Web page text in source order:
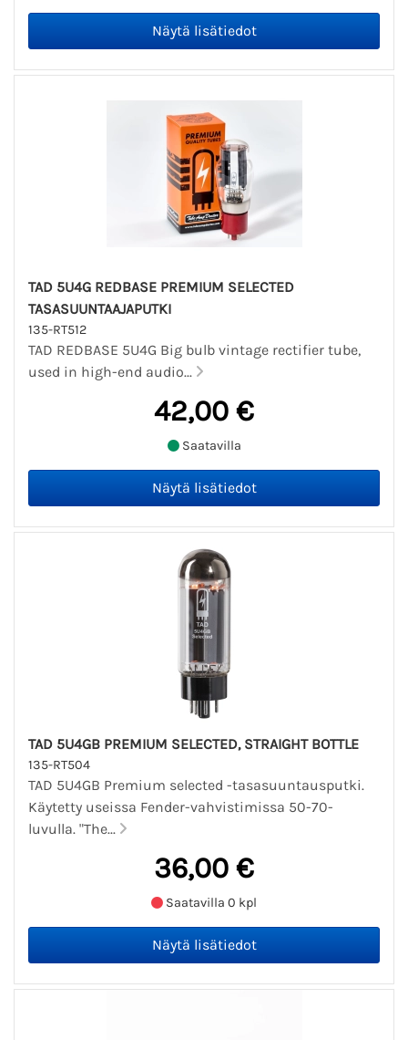
TAD 5U4G REDBASE PREMIUM SELECTED
TASASUUNTAAJAPUTKI
135-RT512
TAD REDBASE 5U4G Big bulb vintage rectifier tube,
used in high-end audio...
42,00 €
Saatavilla
TAD 5U4GB PREMIUM SELECTED, STRAIGHT BOTTLE
135-RT504
TAD 5U4GB Premium selected -tasasuuntausputki.
Käytetty useissa Fender-vahvistimissa 50-70-
luvulla. "The...
36,00 €
Saatavilla 0 kpl